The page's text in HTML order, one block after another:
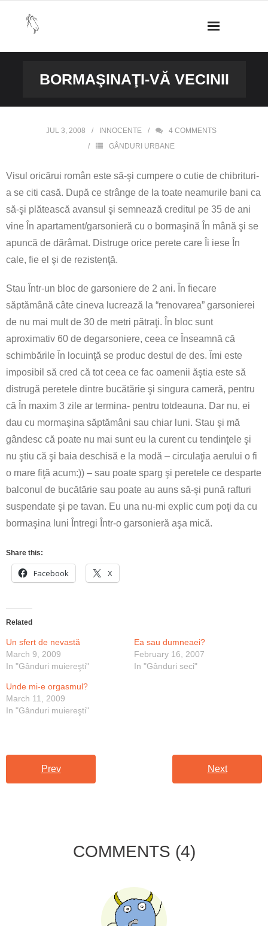
BORMAŞINAŢI-VĂ VECINII
JUL 3, 2008 INNOCENTE 4 COMMENTS
GÂNDURI URBANE
Visul oricărui român este să-şi cumpere o cutie de chibrituri-
a se citi casă. După ce strânge de la toate neamurile bani ca
să-şi plătească avansul şi semnează creditul pe 35 de ani
vine În apartament/garsonieră cu o bormaşină În mână şi se
apuncă de dărâmat. Distruge orice perete care Îi iese În
cale, fie el şi de rezistenţă.
Stau Într-un bloc de garsoniere de 2 ani. În fiecare
săptămână câte cineva lucrează la “renovarea” garsonierei
de nu mai mult de 30 de metri pătraţi. În bloc sunt
aproximativ 60 de degarsoniere, ceea ce Înseamnă că
schimbările În locuinţă se produc destul de des. Îmi este
imposibil să cred că tot ceea ce fac oamenii ăştia este să
distrugă peretele dintre bucătărie şi singura cameră, pentru
că În maxim 3 zile ar termina- pentru totdeauna. Dar nu, ei
dau cu mormaşina săptămâni sau chiar luni. Stau şi mă
gândesc că poate nu mai sunt eu la curent cu tendinţele şi
nu ştiu că şi baia deschisă e la modă – circulaţia aerului o fi
o mare fiţă acum:)) – sau poate sparg şi peretele ce desparte
balconul de bucătărie sau poate au auns să-şi pună rafturi
suspendate şi pe tavan. Eu una nu-mi explic cum poţi da cu
bormaşina luni Întregi Într-o garsonieră aşa mică.
Share this:
Facebook X
Related
Un sfert de nevastă
March 9, 2009
In "Gânduri muiereşti"
Ea sau dumneaei?
February 16, 2007
In "Gânduri seci"
Unde mi-e orgasmul?
March 11, 2009
In "Gânduri muiereşti"
Prev Next
COMMENTS (4)